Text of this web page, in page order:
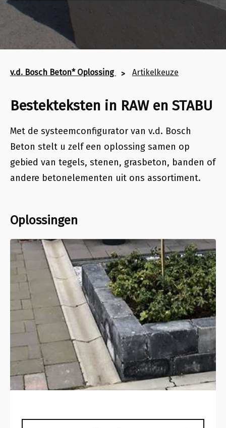
v.d. Bosch Beton* Oplossing Artikelkeuze
Bestekteksten in RAW en STABU
Met de systeemconfigurator van v.d. Bosch
Beton stelt u zelf een oplossing samen op
gebied van tegels, stenen, grasbeton, banden of
andere betonelementen uit ons assortiment.
Oplossingen